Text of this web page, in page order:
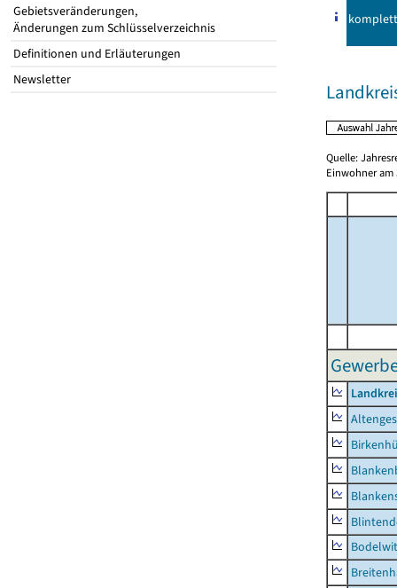
Gebietsveränderungen,
Änderungen zum Schlüsselverzeichnis
Definitionen und Erläuterungen
Newsletter
komplett
Quelle:
Einwohner am